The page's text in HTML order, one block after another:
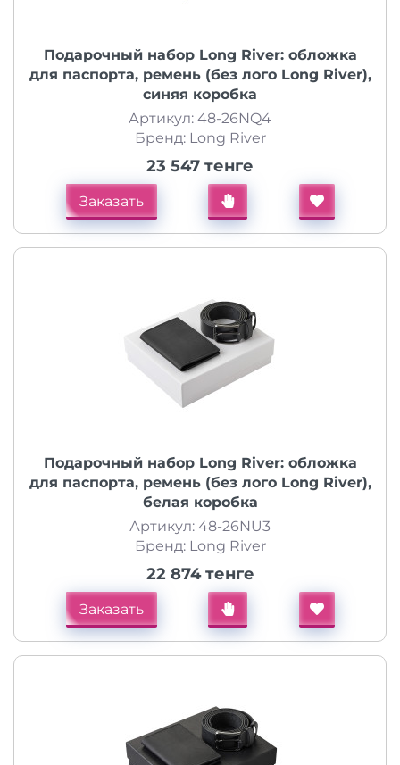
Подарочный набор Long River: обложка
для паспорта, ремень (без лого Long River),
синяя коробка
Артикул: 48-26NQ4
Бренд: Long River
23 547 тенге
Заказать
Подарочный набор Long River: обложка
для паспорта, ремень (без лого Long River),
белая коробка
Артикул: 48-26NU3
Бренд: Long River
22 874 тенге
Заказать